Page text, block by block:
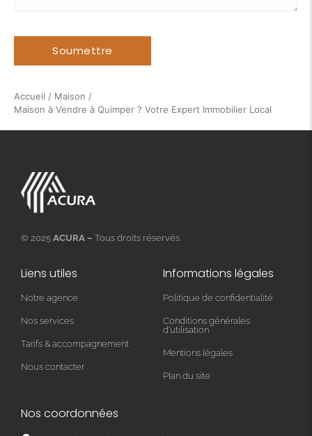
Accueil / Maison /
Maison à Vendre à Quimper ? Votre Expert Immobilier Local
© 2025 ACURA – Tous droits réservés
Liens utiles
Notre agence
Nos services
Tarifs & accompagnement
Nous contacter
Informations légales
Politique de confidentialité
Conditions générales
d'utilisation
Mentions légales
Plan du site
Nos coordonnées